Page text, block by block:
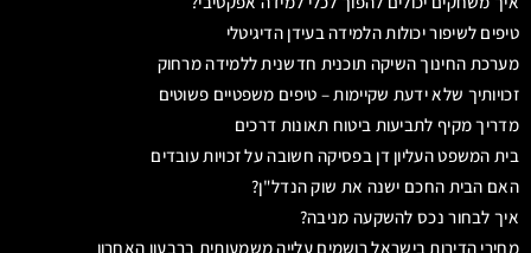
טיפים לשיפור יכולות הלמידה בעידן הדיגיטלי
מערכת החינוך השיקה תוכנית חדשנית ללמידה מרחוק
זכויותיך שלא ידעת שקיימות – טיפים משפטיים פשוטים
מדריך מקיף לתביעות ביטוח תאונות דרכים
בית המשפט העליון דן בפסיקה חשובה על זכויות עובדים
האם הבית החכם ישנה את שוק הנדל"ן?
איך לבחור נכס להשקעה מניבה?
מחירי הדירות בישראל רושמים עלייה משמעותית ברבעון האחרון